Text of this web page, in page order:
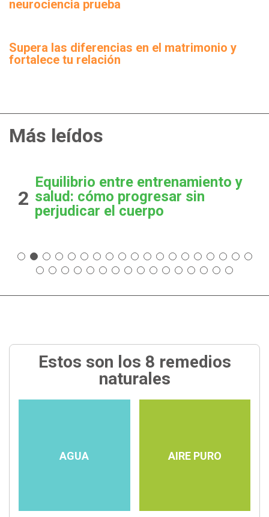
neurociencia prueba
Supera las diferencias en el matrimonio y
fortalece tu relación
Más leídos
2
Equilibrio entre entrenamiento y
salud: cómo progresar sin
perjudicar el cuerpo
Estos son los 8 remedios
naturales
AGUA AIRE PURO